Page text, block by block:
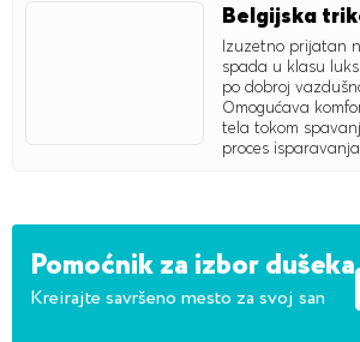
Belgijska
Izuzetno prijatan
spada u klasu
po dobroj
Omogućava
tela tokom
proces isparavanja
Pomoćnik za izbor dušeka
Kreirajte savršeno mesto za svoj san